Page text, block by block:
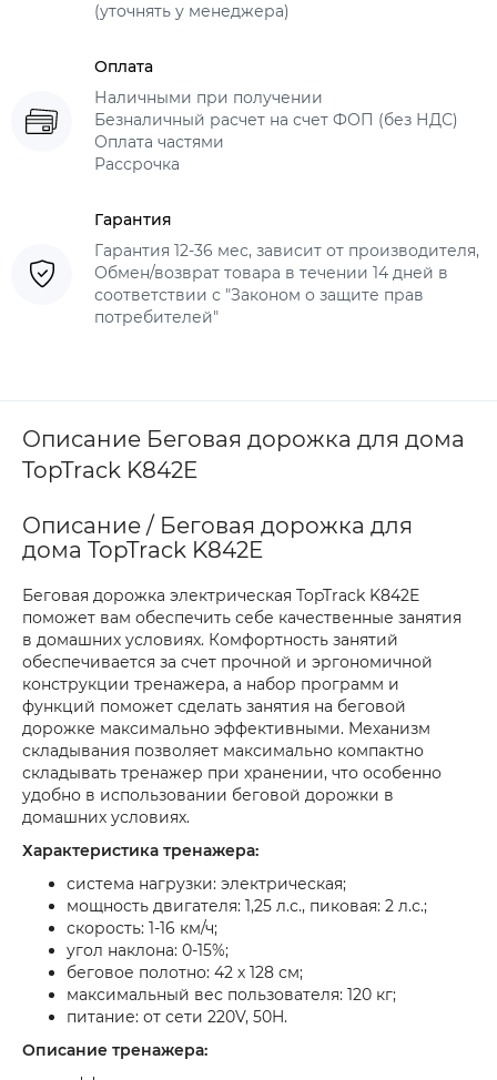
(уточнять у менеджера)
Оплата
Наличными при получении
Безналичный расчет на счет ФОП (без НДС)
Оплата частями
Рассрочка
Гарантия
Гарантия 12-36 мес, зависит от производителя,
Обмен/возврат товара в течении 14 дней в
соответствии с "Законом о защите прав
потребителей"
Описание Беговая дорожка для дома
TopTrack K842E
Описание / Беговая дорожка для
дома TopTrack K842E
Беговая дорожка электрическая TopTrack K842E
поможет вам обеспечить себе качественные занятия
в домашних условиях. Комфортность занятий
обеспечивается за счет прочной и эргономичной
конструкции тренажера, а набор программ и
функций поможет сделать занятия на беговой
дорожке максимально эффективными. Механизм
складывания позволяет максимально компактно
складывать тренажер при хранении, что особенно
удобно в использовании беговой дорожки в
домашних условиях.
Характеристика тренажера:
система нагрузки: электрическая;
мощность двигателя: 1,25 л.с., пиковая: 2 л.с.;
скорость: 1-16 км/ч;
угол наклона: 0-15%;
беговое полотно: 42 х 128 см;
максимальный вес пользователя: 120 кг;
питание: от сети 220V, 50H.
Описание тренажера: